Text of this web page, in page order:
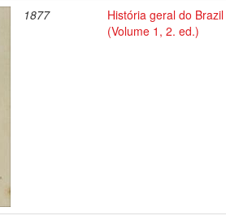
1877
História geral do
(Volume 1, 2. ed.)